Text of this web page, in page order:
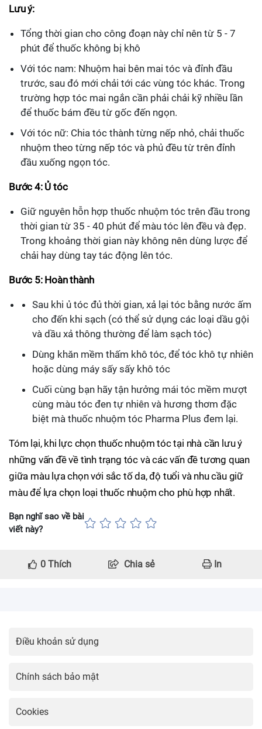
Lưu ý:
Tổng thời gian cho công đoạn này chỉ nên từ 5 - 7
phút để thuốc không bị khô
Với tóc nam: Nhuộm hai bên mai tóc và đỉnh đầu
trước, sau đó mới chải tới các vùng tóc khác. Trong
trường hợp tóc mai ngắn cần phải chải kỹ nhiều lần
để thuốc bám đều từ gốc đến ngọn.
Với tóc nữ: Chia tóc thành từng nếp nhỏ, chải thuốc
nhuộm theo từng nếp tóc và phủ đều từ trên đỉnh
đầu xuống ngọn tóc.
Bước 4: Ủ tóc
Giữ nguyên hỗn hợp thuốc nhuộm tóc trên đầu trong
thời gian từ 35 - 40 phút để màu tóc lên đều và đẹp.
Trong khoảng thời gian này không nên dùng lược để
chải hay dùng tay tác động lên tóc.
Bước 5: Hoàn thành
Sau khi ủ tóc đủ thời gian, xả lại tóc bằng nước ấm
cho đến khi sạch (có thể sử dụng các loại dầu gội
và dầu xả thông thường để làm sạch tóc)
Dùng khăn mềm thấm khô tóc, để tóc khô tự nhiên
hoặc dùng máy sấy sấy khô tóc
Cuối cùng bạn hãy tận hưởng mái tóc mềm mượt
cùng màu tóc đen tự nhiên và hương thơm đặc
biệt mà thuốc nhuộm tóc Pharma Plus đem lại.
Tóm lại, khi lực chọn thuốc nhuộm tóc tại nhà cần lưu ý
những vấn đề về tình trạng tóc và các vấn đề tương quan
giữa màu lựa chọn với sắc tố da, độ tuổi và nhu cầu giữ
màu để lựa chọn loại thuốc nhuộm cho phù hợp nhất.
Bạn nghĩ sao về bài
viết này?
0 Thích Chia sẻ In
Điều khoản sử dụng
Chính sách bảo mật
Cookies